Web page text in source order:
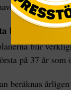
brittiska
blir
på 37 år som
beräknas